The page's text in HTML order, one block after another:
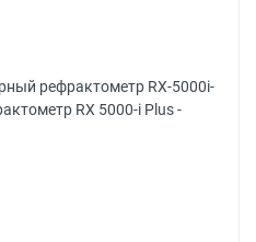
рефрактометр RX-5000i-
RX 5000-i Plus -